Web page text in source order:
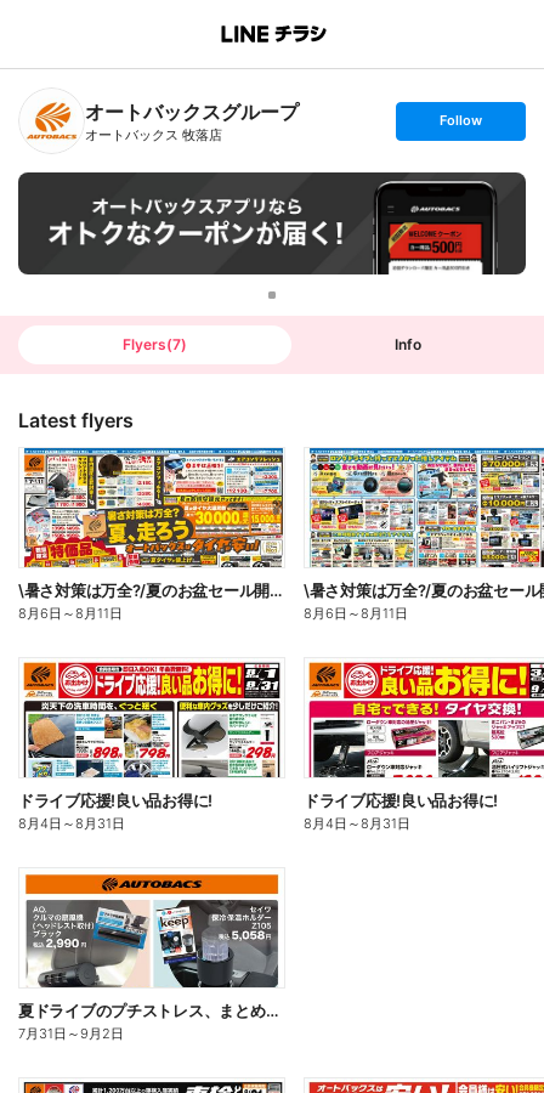
B
n
T
オートバックスグループ
オートバックス 牧落店
s
t
o
l
o
w
Follow
Flyers(7) Info
Latest flyers
\暑さ対策は万全?/夏のお盆セール開催!
8月6日 ～8月11日 8月6日 ～8月11日
ドライブ応援!良い品お得に!
8月4日 ～8月31日
ドライブ応援!良い品お得に!
8月4日 ～8月31日
夏ドライブのプチストレス、まとめて解決!
7月31日 ～9月2日